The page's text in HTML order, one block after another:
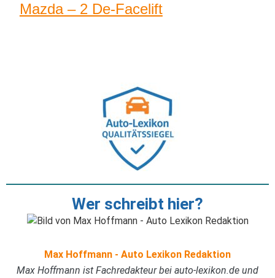
Mazda – 2 De-Facelift
Wer schreibt hier?
Max Hoffmann - Auto Lexikon Redaktion
Max Hoffmann ist Fachredakteur bei auto-lexikon.de und